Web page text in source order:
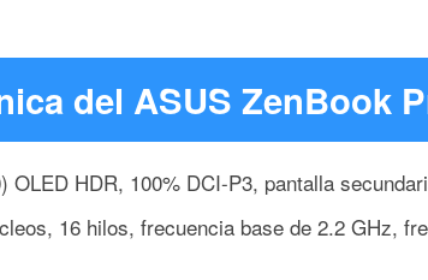
del ASUS ZenBook
OLED HDR, 100% DCI-P3, pantalla
16 hilos, frecuencia base de 2.2 GHz,